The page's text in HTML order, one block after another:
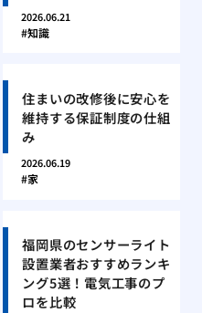
2026.06.21
知識
住まいの改修後に安心を
維持する保証制度の仕組
み
2026.06.19
家
福岡県のセンサーライト
設置業者おすすめランキ
ング5選！電気工事のプ
ロを比較